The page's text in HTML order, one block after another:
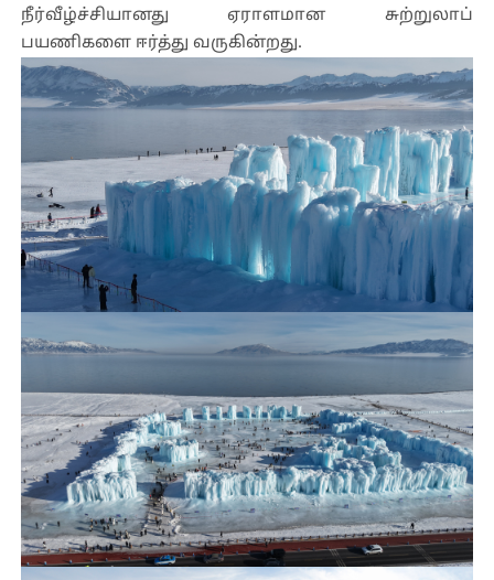
நீர்வீழ்ச்சியானது ஏராளமான சுற்றுலாப்
பயணிகளை ஈர்த்து வருகின்றது.